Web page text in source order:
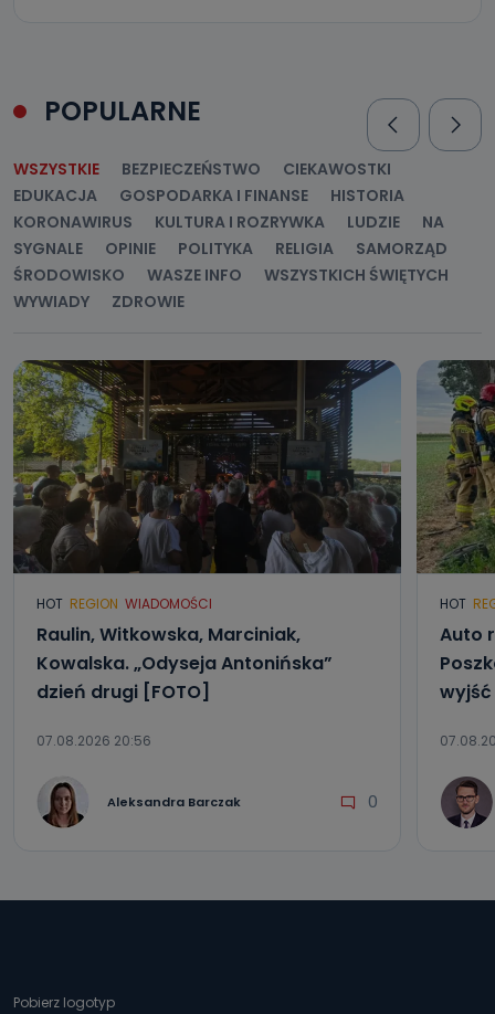
POPULARNE
WSZYSTKIE BEZPIECZEŃSTWO
CIEKAWOSTKI
EDUKACJA
GOSPODARKA I FINANSE
HISTORIA
KORONAWIRUS
KULTURA I ROZRYWKA LUDZIE
NA
SYGNALE
OPINIE POLITYKA RELIGIA
SAMORZĄD
ŚRODOWISKO
WASZE INFO
WSZYSTKICH ŚWIĘTYCH
WYWIADY
ZDROWIE
HOT REGION WIADOMOŚCI
Raulin, Witkowska, Marciniak,
Kowalska. „Odyseja Antonińska”
dzień drugi [FOTO]
07.08.2026 20:56
Aleksandra Barczak 0
HOT
Auto
wyjść
Pobierz logotyp